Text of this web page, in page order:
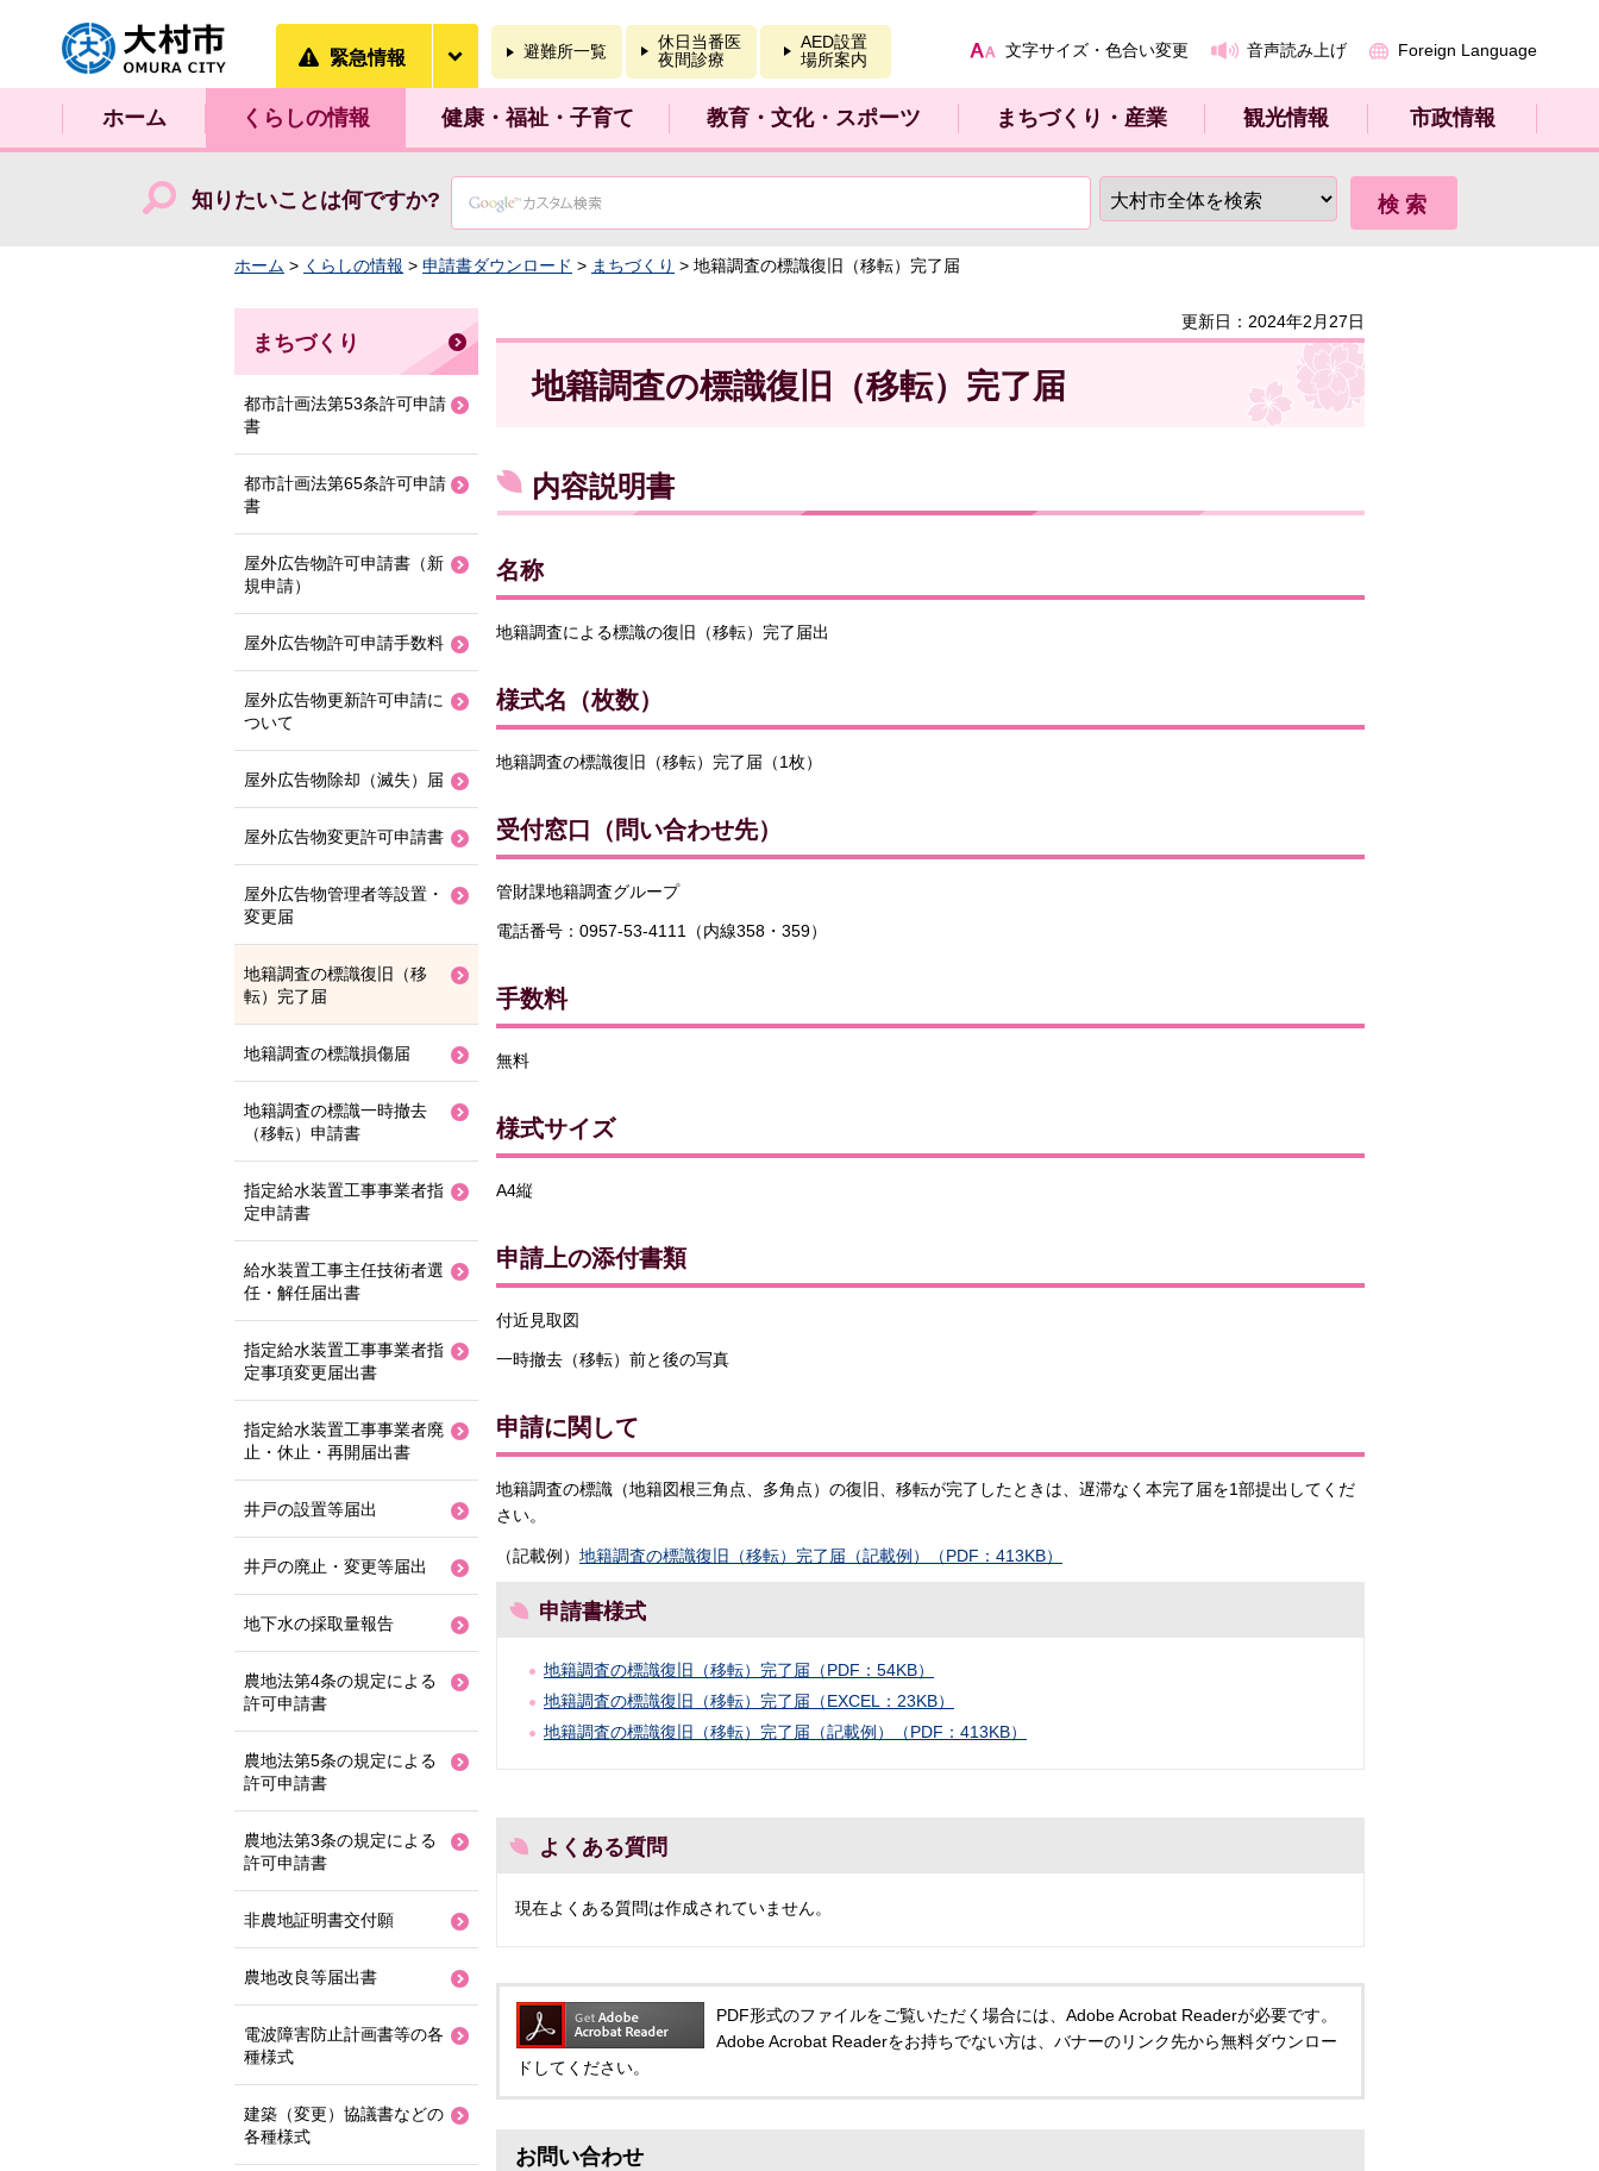
大村市
緊急情報 避難所一覧
休日当番医
夜間診療
AED設置
場所案内
文字サイズ・色合い変更 音声読み上げ Foreign Language
ホーム くらしの情報 健康・福祉・子育て 教育・文化・スポーツ まちづくり・産業 観光情報 市政情報
知りたいことは何ですか?
ホーム > くらしの情報 > 申請書ダウンロード > まちづくり > 地籍調査の標識復旧（移転）完了届
更新日：2024年2月27日
地籍調査の標識復旧（移転）完了届
内容説明書
名称
地籍調査による標識の復旧（移転）完了届出
様式名（枚数）
地籍調査の標識復旧（移転）完了届（1枚）
受付窓口（問い合わせ先）
管財課地籍調査グループ
電話番号：0957-53-4111（内線358・359）
手数料
無料
様式サイズ
A4縦
申請上の添付書類
付近見取図
一時撤去（移転）前と後の写真
申請に関して
地籍調査の標識（地籍図根三角点、多角点）の復旧、移転が完了したときは、遅滞なく本完了届を1部提出してくだ
さい。
（記載例） 地籍調査の標識復旧（移転）完了届（記載例）（PDF：413KB）
申請書様式
地籍調査の標識復旧（移転）完了届（PDF：54KB）
地籍調査の標識復旧（移転）完了届（EXCEL：23KB）
地籍調査の標識復旧（移転）完了届（記載例）（PDF：413KB）
よくある質問
現在よくある質問は作成されていません。
PDF形式のファイルをご覧いただく場合には、Adobe Acrobat Readerが必要です。
Adobe Acrobat Readerをお持ちでない方は、バナーのリンク先から無料ダウンロー
ドしてください。
お問い合わせ
まちづくり
都市計画法第53条許可申請
書
都市計画法第65条許可申請
書
屋外広告物許可申請書（新
規申請）
屋外広告物許可申請手数料
屋外広告物更新許可申請に
ついて
屋外広告物除却（滅失）届
屋外広告物変更許可申請書
屋外広告物管理者等設置・
変更届
地籍調査の標識復旧（移
転）完了届
地籍調査の標識損傷届
地籍調査の標識一時撤去
（移転）申請書
指定給水装置工事事業者指
定申請書
給水装置工事主任技術者選
任・解任届出書
指定給水装置工事事業者指
定事項変更届出書
指定給水装置工事事業者廃
止・休止・再開届出書
井戸の設置等届出
井戸の廃止・変更等届出
地下水の採取量報告
農地法第4条の規定による
許可申請書
農地法第5条の規定による
許可申請書
農地法第3条の規定による
許可申請書
非農地証明書交付願
農地改良等届出書
電波障害防止計画書等の各
種様式
建築（変更）協議書などの
各種様式